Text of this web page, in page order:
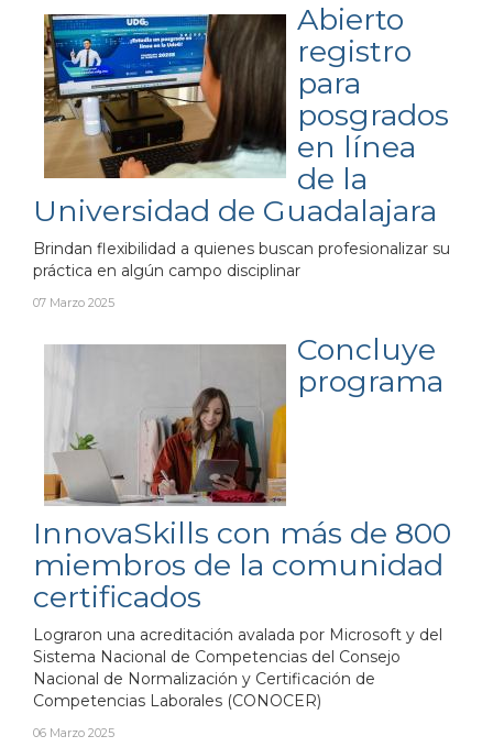
Abierto
registro
para
posgrados
en línea
de la
Universidad de Guadalajara
Brindan flexibilidad a quienes buscan profesionalizar su
práctica en algún campo disciplinar
07 Marzo 2025
Concluye
programa
InnovaSkills con más de 800
miembros de la comunidad
certificados
Lograron una acreditación avalada por Microsoft y del
Sistema Nacional de Competencias del Consejo
Nacional de Normalización y Certificación de
Competencias Laborales (CONOCER)
06 Marzo 2025